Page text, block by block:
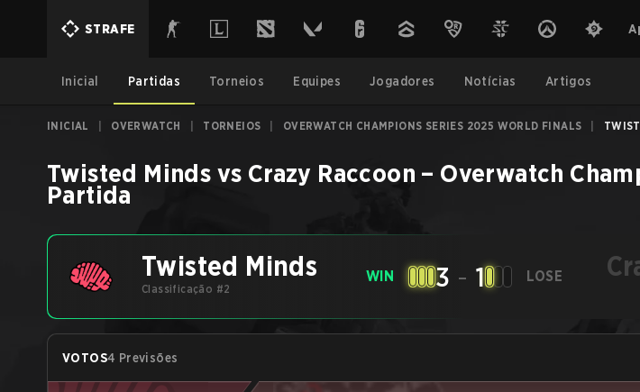
STRAFE
Inicial Partidas Torneios Equipes Jogadores Notícias Artigos
INICIAL OVERWATCH TORNEIOS OVERWATCH CHAMPIONS SERIES 2025 WORLD FINALS
Twisted Minds vs Crazy Raccoon – Overwatch
Partida
Twisted Minds
Classificação #2
WIN 3 - 1 LOSE
VOTOS4 Previsões